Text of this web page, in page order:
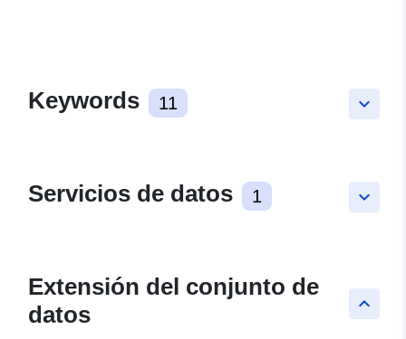
keyboard_arrow_down
Keywords 11
keyboard_arrow_down
Servicios de datos 1
keyboard_arrow_up
Extensión del conjunto de
datos